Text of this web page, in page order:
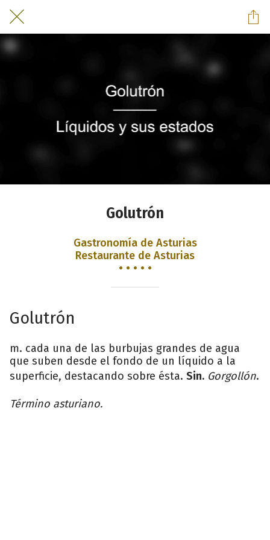
Golutrón
Gastronomía de Asturias
Restaurante de Asturias
• • • • •
Golutrón
m. cada una de las burbujas grandes de agua
que suben desde el fondo de un líquido a la
superficie, destacando sobre ésta. Sin. Gorgollón.
Término asturiano.